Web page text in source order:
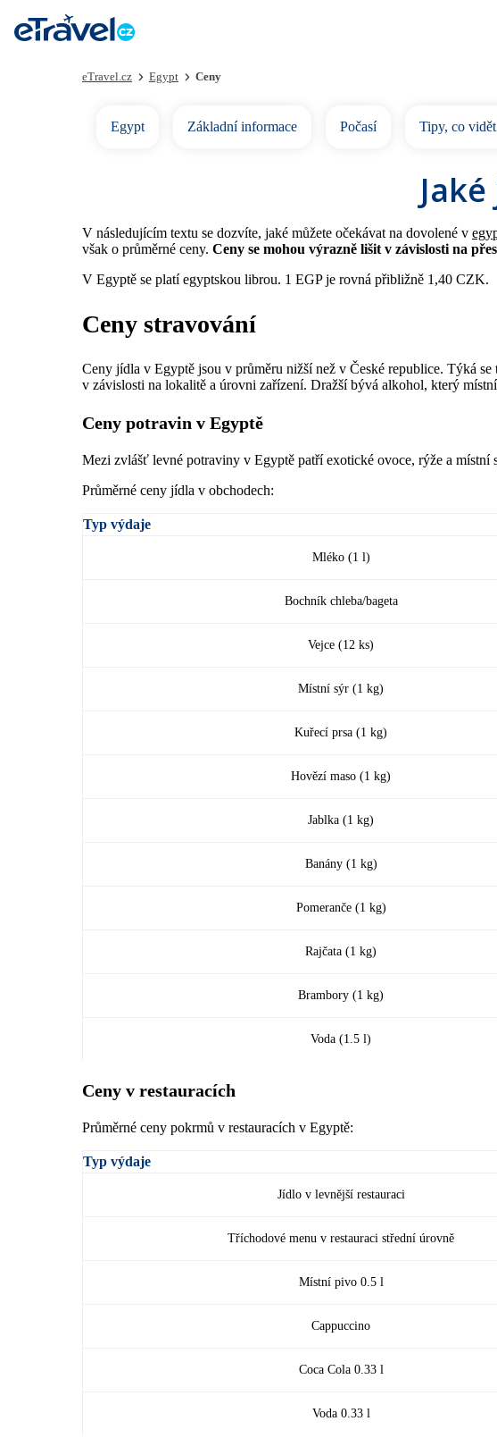
eTravel.cz Egypt Ceny
Egypt Základní informace Počasí Tipy, co
V následujícím textu se dozvíte, jaké můžete očekávat na dovolené v
však o průměrné ceny. Ceny se mohou výrazně lišit v závislosti na
V Egyptě se platí egyptskou librou. 1 EGP je rovná přibližně 1,40 CZK.
Ceny stravování
Ceny jídla v Egyptě jsou v průměru nižší než v České republice. Týká
v závislosti na lokalitě a úrovni zařízení. Dražší bývá alkohol, který
Ceny potravin v Egyptě
Mezi zvlášť levné potraviny v Egyptě patří exotické ovoce, rýže a místní
Průměrné ceny jídla v obchodech:
Typ výdaje
Mléko (1 l)
Bochník chleba/bageta
Vejce (12 ks)
Místní sýr (1 kg)
Kuřecí prsa (1 kg)
Hovězí maso (1 kg)
Jablka (1 kg)
Banány (1 kg)
Pomeranče (1 kg)
Rajčata (1 kg)
Brambory (1 kg)
Voda (1.5 l)
Ceny v restauracích
Průměrné ceny pokrmů v restauracích v Egyptě:
Typ výdaje
Jídlo v levnější restauraci
Tříchodové menu v restauraci střední úrovně
Místní pivo 0.5 l
Cappuccino
Coca Cola 0.33 l
Voda 0.33 l